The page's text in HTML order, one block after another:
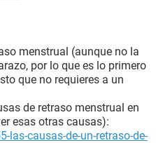
menstrual (aunque no la
por lo que es lo primero
que no requieres a un
de retraso menstrual en
esas otras causas):
causas-de-un-retraso-de-